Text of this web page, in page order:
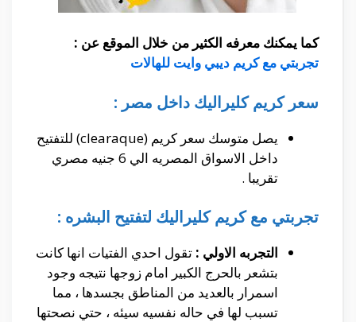
كما يمكنك معرفه الكثير من خلال الموقع عن :
تجربتي مع كريم ديبي وايت للهالات
سعر كريم كليراليك داخل مصر :
يصل متوسك سعر كريم (clearaque) للتفتيح
داخل الاسواق المصريه الي 6 جنيه مصري
تقريبا .
تجربتي مع كريمكليراليك لتفتيح البشره :
التجربه الاولي : تقول احدي الفتيات انها كانت
بتشعر بالحرج الكبير امام زوجها نتيجه وجود
اسمرار بالعديد من المناطق بجسدها ، مما
تسبب لها في حاله نفسيه سيئه ، حتي نصحتها